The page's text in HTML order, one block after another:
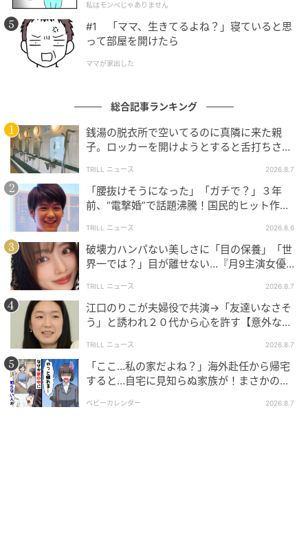
ウーマンエキサイト
ウーマンエキサイト
私はモンペじゃありません
#1 「ママ、生きてるよね？」寝ていると思
って部屋を開けたら
ママが家出した
総合記事ランキング
銭湯の脱衣所で空いてるのに真隣に来た親
子。ロッカーを開けようとすると舌打ちさ
中で拍手」
TRILL ニュース 2026.8.7
「腰抜けそうになった」「ガチで？」３年
前、“電撃婚”で話題沸騰！国民的ヒット作
TRILL ニュース 2026.8.6
破壊力ハンパない美しさに「目の保養」「世
界一では？」目が離せない…『月9主演女優
TRILL ニュース 2026.8.7
江口のりこが夫婦役で共演→「友達いなさそ
う」と誘われ２０代から心を許す【意外な親
TRILL ニュース 2026.8.7
「ここ…私の家だよね？」海外赴任から帰宅
すると…自宅に見知らぬ家族が！まさかの真
ベビーカレンダー 2026.8.7